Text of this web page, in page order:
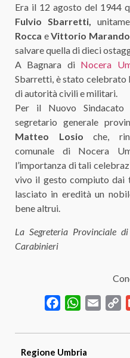
Era il 12 agosto del 1944
Fulvio Sbarretti,
Rocca eVittorio
salvare quella di dieci
A Bagnara di Nocera
Sbarretti, è stato celebrato
di autorità civili e militari.
Per il Nuovo Sindacato
segretario generale
Matteo Losio che,
comunale di Nocera
l’importanza di tali
vivo il gesto compiuto dai
lasciato in eredità un
bene altrui.
La Segreteria Provinciale
Carabinieri
FacebookWhatsApp
Email
Regione Umbria